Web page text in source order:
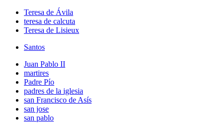
Teresa de Ávila
teresa de calcuta
Teresa de Lisieux
Santos
Juan Pablo II
martires
Padre Pío
padres de la iglesia
san Francisco de Asís
san jose
san pablo